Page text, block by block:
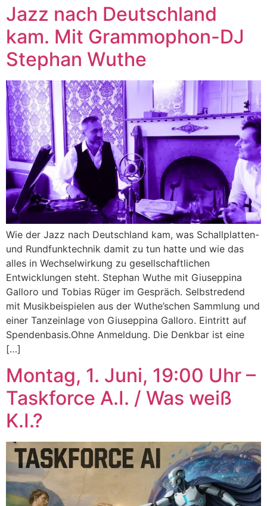
Jazz nach Deutschland
kam. Mit Grammophon-DJ
Stephan Wuthe
Wie der Jazz nach Deutschland kam, was Schallplatten-
und Rundfunktechnik damit zu tun hatte und wie das
alles in Wechselwirkung zu gesellschaftlichen
Entwicklungen steht. Stephan Wuthe mit Giuseppina
Galloro und Tobias Rüger im Gespräch. Selbstredend
mit Musikbeispielen aus der Wuthe’schen Sammlung und
einer Tanzeinlage von Giuseppina Galloro. Eintritt auf
Spendenbasis.Ohne Anmeldung. Die Denkbar ist eine
[…]
Montag, 1. Juni, 19:00 Uhr –
Taskforce A.I. / Was weiß
K.I.?